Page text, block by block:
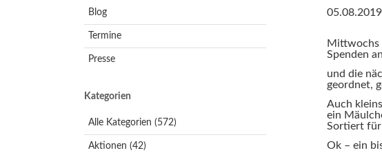
Mittwochs
Spenden
und die
geordnet,
Auch
ein
Sortiert für
Ok – ein
Blog
Termine
Presse
Kategorien
Alle Kategorien (572)
Aktionen (42)